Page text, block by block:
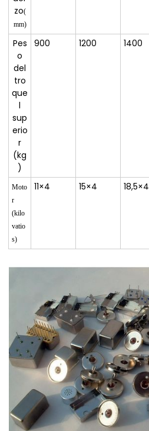
zo(
mm)
Pes
o
del
tro
que
l
sup
erio
r
(kg
)
900 1200 1400
Moto
r
(kilo
vatio
s)
11×4 15×4 18,5×4